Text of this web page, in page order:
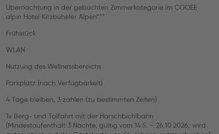
Übernachtung in der gebuchten Zimmerkategorie im COOEE
alpin Hotel Kitzbüheler Alpen***
Frühstück
WLAN
Nutzung des Wellnessbereichs
Parkplatz (nach Verfügbarkeit)
4 Tage bleiben, 3 zahlen (zu bestimmten Zeiten)
1x Berg- und Talfahrt mit der Harschbichlbahn
(Mindestaufenthalt 3 Nächte, gültig vom 14.5. – 26.10.2026; wird